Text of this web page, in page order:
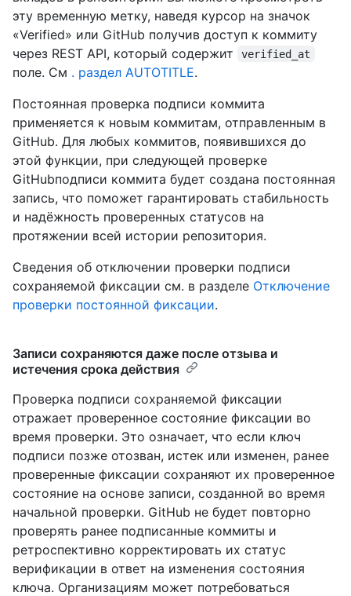
эту временную метку, наведя курсор на значок
«Verified» или GitHub получив доступ к коммиту
через REST API, который содержит
verified_at
поле. См . раздел AUTOTITLE.
Постоянная проверка подписи коммита
применяется к новым коммитам, отправленным в
GitHub. Для любых коммитов, появившихся до
этой функции, при следующей проверке
GitHubподписи коммита будет создана постоянная
запись, что поможет гарантировать стабильность
и надёжность проверенных статусов на
протяжении всей истории репозитория.
Сведения об отключении проверки подписи
сохраняемой фиксации см. в разделе Отключение
проверки постоянной фиксации.
Записи сохраняются даже после отзыва и
истечения срока действия
Проверка подписи сохраняемой фиксации
отражает проверенное состояние фиксации во
время проверки. Это означает, что если ключ
подписи позже отозван, истек или изменен, ранее
проверенные фиксации сохраняют их проверенное
состояние на основе записи, созданной во время
начальной проверки. GitHub не будет повторно
проверять ранее подписанные коммиты и
ретроспективно корректировать их статус
верификации в ответ на изменения состояния
ключа. Организациям может потребоваться